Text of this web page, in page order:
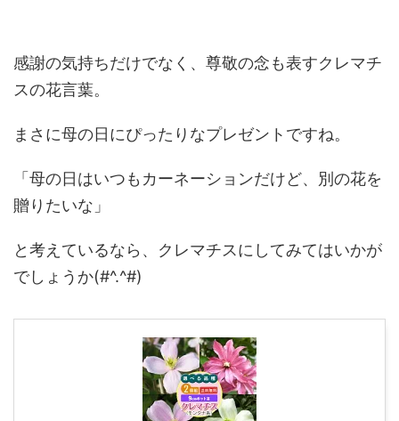
感謝の気持ちだけでなく、尊敬の念も表すクレマチ
スの花言葉。
まさに母の日にぴったりなプレゼントですね。
「母の日はいつもカーネーションだけど、別の花を
贈りたいな」
と考えているなら、クレマチスにしてみてはいかが
でしょうか(#^.^#)